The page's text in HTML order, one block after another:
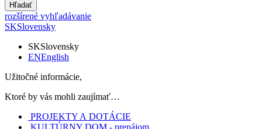
Hľadať
rozšírené vyhľadávanie
SKSlovensky
SKSlovensky
ENEnglish
Užitočné informácie,
Ktoré by vás mohli zaujímať…
PROJEKTY A DOTÁCIE
KULTÚRNY DOM - prenájom